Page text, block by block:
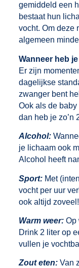
gemiddeld een
bestaat hun
vocht. Om deze
algemeen
Wanneer heb
Er zijn
dagelijkse
zwanger bent
Ook als de
dan heb je zo’n
Alcohol:
je lichaam ook
Alcohol heeft
Sport: Met
vocht per uur
ook altijd zoveel!
Warm weer: Op
Drink 2 liter op
vullen je
Zout eten: Van